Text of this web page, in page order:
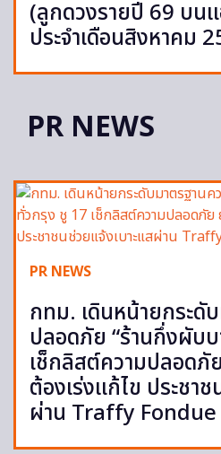
(ลูกดวงรายปี 69 บน
ประจำเดือนสิงหาคม
PR NEWS
PR NEWS
กทม. เดินหน้ายกระดั
ปลอดภัย “ร้านกึ่งผับ
เช็กลิสต์ความปลอดภั
ต้องเร่งแก้ไข ประชา
ผ่าน Traffy Fondue